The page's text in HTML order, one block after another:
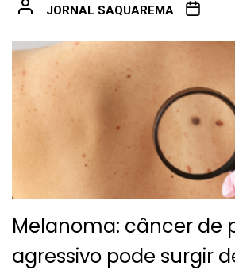
JORNAL SAQUAREMA
Melanoma: câncer de
agressivo pode surgir